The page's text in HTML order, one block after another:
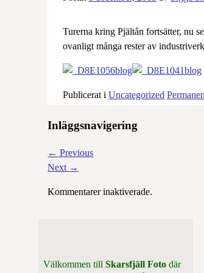
Turerna kring Pjältån fortsätter, nu
ovanligt många rester av
Publicerat i Uncategorized
Inläggsnavigering
← Previous
Next →
Kommentarer inaktiverade.
Välkommen tillSkarsfjäll Foto där